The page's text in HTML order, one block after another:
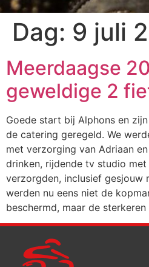
Dag: 9 juli
Meerdaagse
geweldige 2
Goede start bij Alphons en
de catering geregeld. We
met verzorging van Adriaan
drinken, rijdende tv studio
verzorgden, inclusief gesjouw
werden nu eens niet de
beschermd, maar de